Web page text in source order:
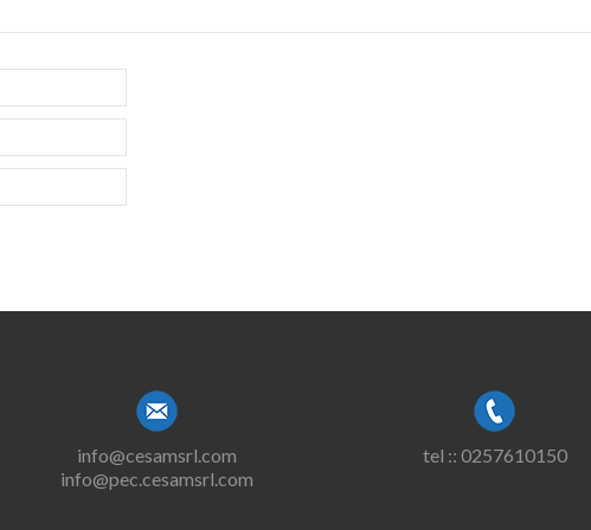
info@cesamsrl.com
info@pec.cesamsrl.com
tel :: 0257610150